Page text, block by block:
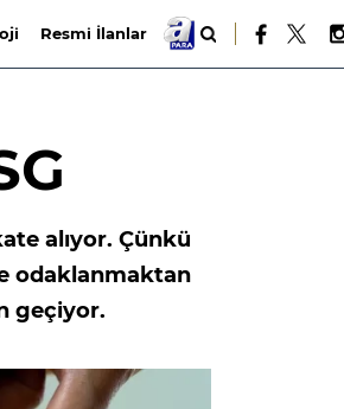
Resmi İlanlar
alıyor. Çünkü
odaklanmaktan
geçiyor.